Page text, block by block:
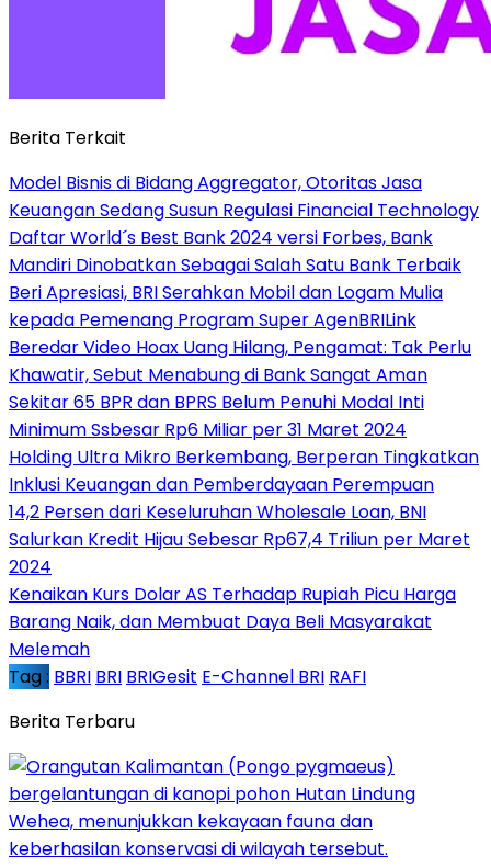
Berita Terkait
Model Bisnis di Bidang Aggregator, Otoritas Jasa
Keuangan Sedang Susun Regulasi Financial Technology
Daftar World´s Best Bank 2024 versi Forbes, Bank
Mandiri Dinobatkan Sebagai Salah Satu Bank Terbaik
Beri Apresiasi, BRI Serahkan Mobil dan Logam Mulia
kepada Pemenang Program Super AgenBRILink
Beredar Video Hoax Uang Hilang, Pengamat: Tak Perlu
Khawatir, Sebut Menabung di Bank Sangat Aman
Sekitar 65 BPR dan BPRS Belum Penuhi Modal Inti
Minimum Ssbesar Rp6 Miliar per 31 Maret 2024
Holding Ultra Mikro Berkembang, Berperan Tingkatkan
Inklusi Keuangan dan Pemberdayaan Perempuan
14,2 Persen dari Keseluruhan Wholesale Loan, BNI
Salurkan Kredit Hijau Sebesar Rp67,4 Triliun per Maret
2024
Kenaikan Kurs Dolar AS Terhadap Rupiah Picu Harga
Barang Naik, dan Membuat Daya Beli Masyarakat
Melemah
Tag : BBRI BRI BRIGesit E-Channel BRI RAFI
Berita Terbaru